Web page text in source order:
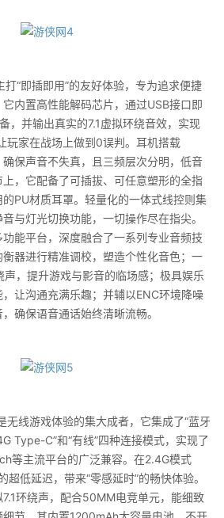
“即插即用”的友好体验，专为追求便捷
内置高性能解码芯片，通过USB接口即
，并输出真实的7.1虚拟环绕音效，实现
玩家在战场上做到0误判。耳机搭载
保声音不失真，且三频层次分明，低音
，它配备了可插拔、可任意塑形的全指
PU材质耳罩。轻量化的一体式线控则集
与灯光切换功能，一切操作尽在指尖。
能平台，深度融合了一系列专业音频技
器进行精准调校，塑造个性化音色；一
声，提升游戏与影音的临场感；极具娱乐
让沟通充满乐趣；并辅以ENC环境降噪
确保语音通话始终清晰流畅。
线游戏体验的集大成者，它集成了“蓝牙
Type-C”和“有线”四种连接模式，实现了
等主流平台的广泛兼容。在2.4G模式
低延迟，带来“零感延时”的畅快体验。
环绕声，配合50MM电竞单元，能细致